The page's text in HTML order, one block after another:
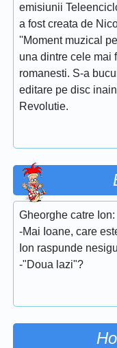
emisiunii
a fost creata de
''Moment muzical
una dintre cele mai
romanesti. S-a
editare pe disc
Revolutie.
Gheorghe catre Ion:
-Mai Ioane, care
Ion raspunde
-"Doua lazi"?